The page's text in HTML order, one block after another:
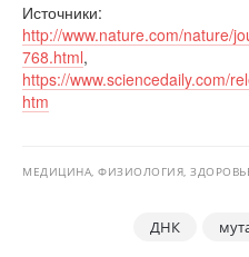
Источники:
http://www.nature.com/nature/
768.html,
https://www.sciencedaily.com/
htm
МЕДИЦИНА, ФИЗИОЛОГИЯ,
ДНК